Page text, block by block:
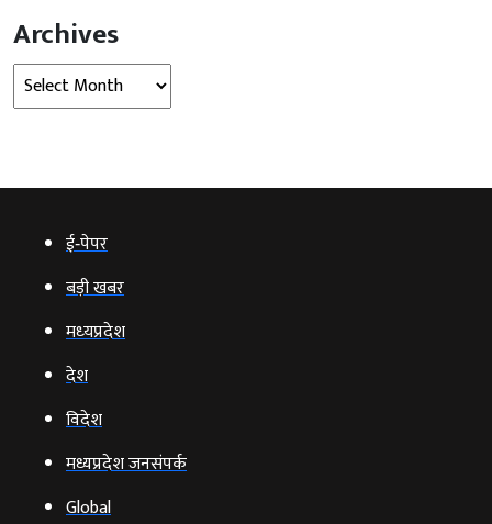
Archives
Archives
ई‑पेपर
बड़ी खबर
मध्‍यप्रदेश
देश
विदेश
मध्यप्रदेश जनसंपर्क
Global